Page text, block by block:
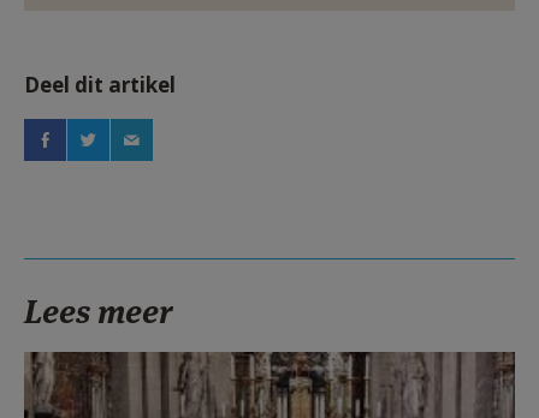
Deel dit artikel
Lees meer